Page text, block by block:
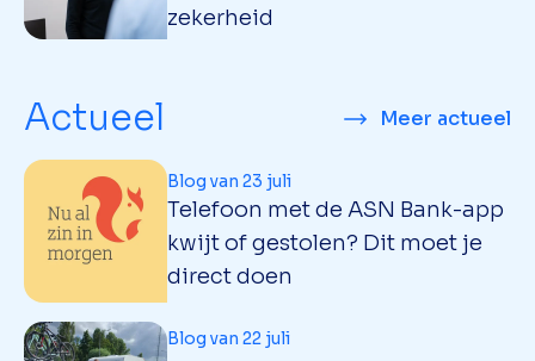
zekerheid
Actueel Meer actueel
Telefoon met de ASN Bank-app
kwijt of gestolen? Dit moet je
direct doen
Blog van 23 juli
Blog van 22 juli